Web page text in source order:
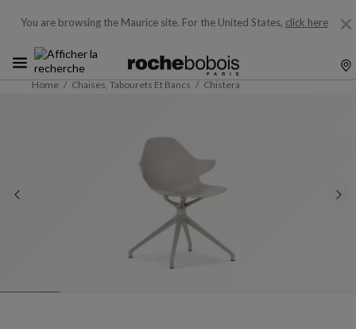
You are browsing the Maurice site. For the United States, click here
Home Chaises, Tabourets Et Bancs Chistera